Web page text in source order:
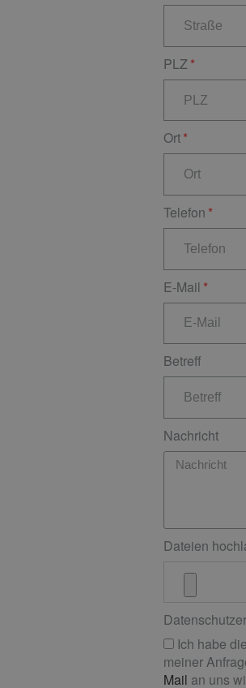
PLZ
Ort
Telefon
E-Mail
Betreff
Nachricht
Dateien
Ich habe die
meiner
Mail an uns